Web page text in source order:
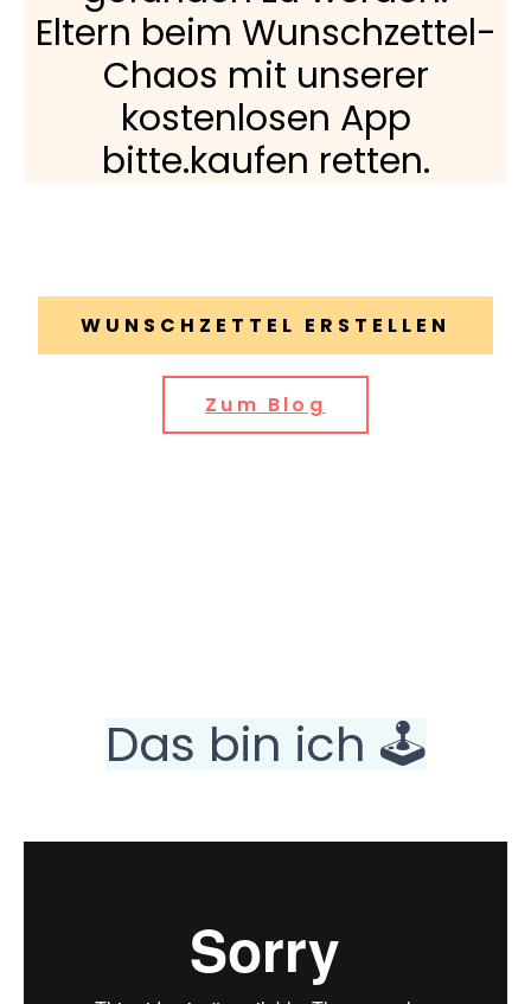
Eltern beim Wunschzettel-
Chaos mit unserer
kostenlosen App
bitte.kaufen retten.
WUNSCHZETTEL ERSTELLEN
Zum Blog
Das bin ich 🕹️